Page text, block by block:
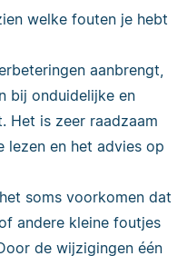
welke fouten je hebt
aanbrengt,
bij onduidelijke en
Het is zeer raadzaam
lezen en het advies op
soms voorkomen dat
andere kleine foutjes
de wijzigingen één